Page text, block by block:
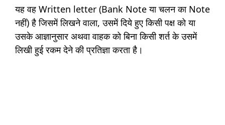
यह वह Written letter (Bank Note या चलन का Note
नहीं) है जिसमें लिखने वाला, उसमें दिये हुए किसी पक्ष को या
उसके आज्ञानुसार अथवा वाहक को बिना किसी शर्त के उसमें
लिखी हुई रकम देने की प्रतिज्ञा करता है।